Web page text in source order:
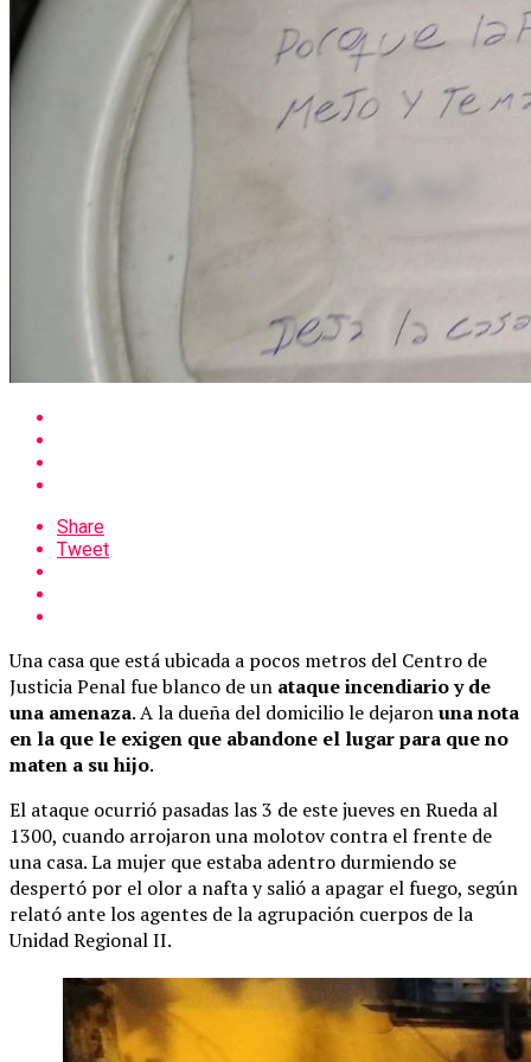
Share
Tweet
Una casa que está ubicada a pocos metros del Centro de
Justicia Penal fue blanco de un ataque incendiario y de
una amenaza. A la dueña del domicilio le dejaronuna nota
en la que le exigen que abandone el lugar para que no
maten a su hijo.
El ataque ocurrió pasadas las 3 de este jueves en Rueda al
1300, cuando arrojaron una molotov contra el frente de
una casa. La mujer que estaba adentro durmiendo se
despertó por el olor a nafta y salió a apagar el fuego, según
relató ante los agentes de la agrupación cuerpos de la
Unidad Regional II.